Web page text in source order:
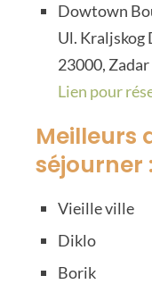
Dowtown
Ul. Kraljskog
23000, Zadar
Lien pour
Meilleurs
séjourner :
Vieille ville
Diklo
Borik